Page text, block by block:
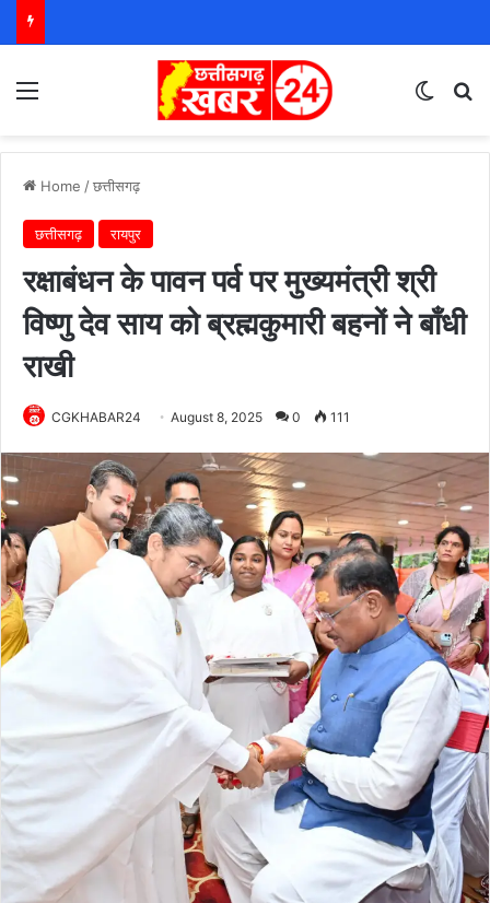
Home /छत्तीसगढ़
छत्तीसगढ़ रायपुर
रक्षाबंधन के पावन पर्व पर मुख्यमंत्री श्री
विष्णु देव साय को ब्रह्मकुमारी बहनों ने बाँधी
राखी
CGKHABAR24 August 8, 2025 0 111